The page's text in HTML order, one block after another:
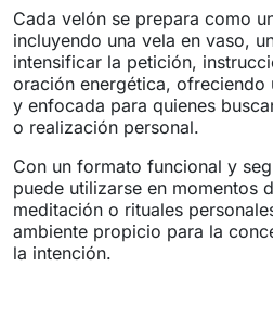
Cada velón se prepara como
incluyendo una vela en vaso,
intensificar la petición,
oración energética, ofreciendo
y enfocada para quienes
o realización personal.
Con un formato funcional y
puede utilizarse en momentos
meditación o rituales
ambiente propicio para la
la intención.